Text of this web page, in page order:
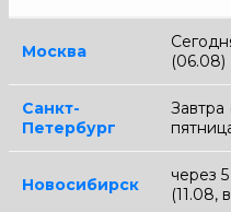
Москва
(06.08)
Санкт-
Петербург
Завтра
Новосибирск
через
(11.08,